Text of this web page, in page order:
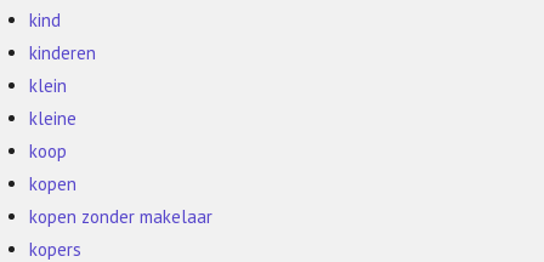
kind
kinderen
klein
kleine
koop
kopen
kopen zonder makelaar
kopers